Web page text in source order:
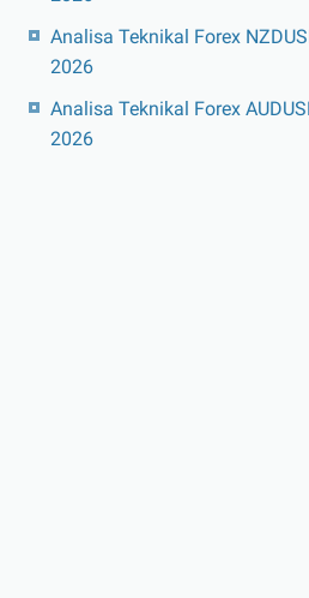
Analisa Teknikal Forex
2026
Analisa Teknikal Forex
2026